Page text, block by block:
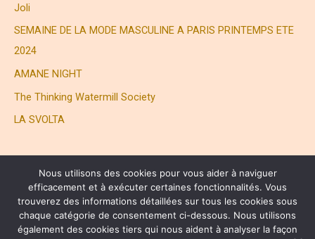
Joli
SEMAINE DE LA MODE MASCULINE A PARIS PRINTEMPS ETE
2024
AMANE NIGHT
The Thinking Watermill Society
LA SVOLTA
® HENRI JOLI PARTNERS LTD. ALL RIGHTS RESERVED
Nous utilisons des cookies pour vous aider à naviguer
efficacement et à exécuter certaines fonctionnalités. Vous
trouverez des informations détaillées sur tous les cookies sous
chaque catégorie de consentement ci-dessous. Nous utilisons
également des cookies tiers qui nous aident à analyser la façon